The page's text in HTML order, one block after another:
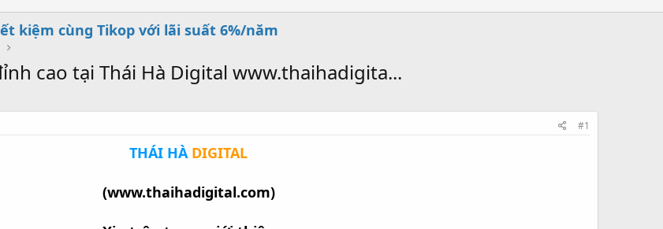
kiệm cùng Tikop với lãi suất 6%/năm
cao tại Thái Hà Digital www.thaihadigita...
#1
THÁI HÀ DIGITAL
(www.thaihadigital.com)